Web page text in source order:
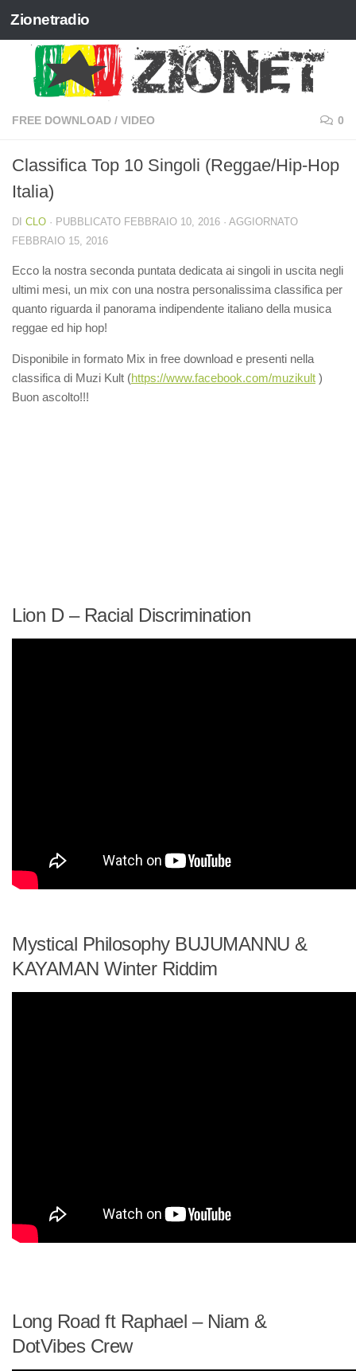
Salta al contenuto
Zionetradio
FREE DOWNLOAD / VIDEO 0
Classifica Top 10 Singoli (Reggae/Hip-Hop
Italia)
DI CLO · PUBBLICATO FEBBRAIO 10, 2016 · AGGIORNATO
FEBBRAIO 15, 2016
Ecco la nostra seconda puntata dedicata ai singoli in uscita negli
ultimi mesi, un mix con una nostra personalissima classifica per
quanto riguarda il panorama indipendente italiano della musica
reggae ed hip hop!
Disponibile in formato Mix in free download e presenti nella
classifica di Muzi Kult (https://www.facebook.com/muzikult )
Buon ascolto!!!
Lion D – Racial Discrimination
Mystical Philosophy BUJUMANNU &
KAYAMAN Winter Riddim
Long Road ft Raphael – Niam &
DotVibes Crew